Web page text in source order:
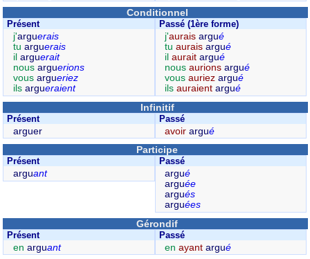
Conditionnel
Présent
j'arguerais
tu arguerais
il arguerait
nous arguerions
vous argueriez
ils argueraient
Passé (1ère forme)
j'aurais argué
tuaurais argué
ilaurait argué
nousaurions argué
vousauriez argué
ilsauraient argué
Infinitif
Présent
arguer
Passé
avoir argué
Participe
Présent
arguant
Passé
argué
arguée
argués
arguées
Gérondif
Présent
en arguant
Passé
enayant argué